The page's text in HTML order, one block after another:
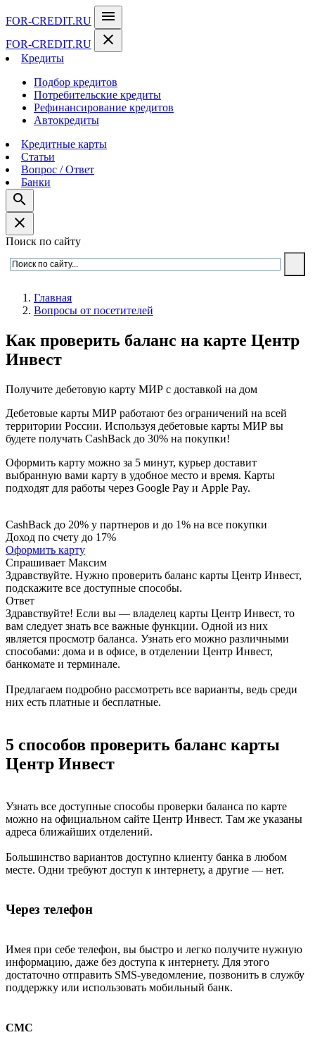
FOR-CREDIT.RU menu
FOR-CREDIT.RU close
Кредиты
Подбор кредитов
Потребительские кредиты
Рефинансирование кредитов
Автокредиты
Кредитные карты
Статьи
Вопрос / Ответ
Банки
search
close
Поиск по сайту
Главная
Вопросы от посетителей
Как проверить баланс на карте Центр
Инвест
Получите дебетовую карту МИР с доставкой на дом
Дебетовые карты МИР работают без ограничений на всей
территории России. Используя дебетовые карты МИР вы
будете получать CashBack до 30% на покупки!
Оформить карту можно за 5 минут, курьер доставит
выбранную вами карту в удобное место и время. Карты
подходят для работы через Google Pay и Apple Pay.
CashBack до 20% у партнеров и до 1% на все покупки
Доход по счету до 17%
Оформить карту
Спрашивает Максим
Здравствуйте. Нужно проверить баланс карты Центр Инвест,
подскажите все доступные способы.
Ответ
Здравствуйте! Если вы — владелец карты Центр Инвест, то
вам следует знать все важные функции. Одной из них
является просмотр баланса. Узнать его можно различными
способами: дома и в офисе, в отделении Центр Инвест,
банкомате и терминале.
Предлагаем подробно рассмотреть все варианты, ведь среди
них есть платные и бесплатные.
5 способов проверить баланс карты
Центр Инвест
Узнать все доступные способы проверки баланса по карте
можно на официальном сайте Центр Инвест. Там же указаны
адреса ближайших отделений.
Большинство вариантов доступно клиенту банка в любом
месте. Одни требуют доступ к интернету, а другие — нет.
Через телефон
Имея при себе телефон, вы быстро и легко получите нужную
информацию, даже без доступа к интернету. Для этого
достаточно отправить SMS-уведомление, позвонить в службу
поддержку или использовать мобильный банк.
СМС